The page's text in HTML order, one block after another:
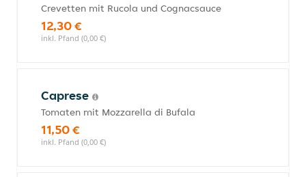
Crevetten mit Rucola und Cognacsauce
12,30 €
inkl. Pfand (0,00 €)
Caprese
Tomaten mit Mozzarella di Bufala
11,50 €
inkl. Pfand (0,00 €)